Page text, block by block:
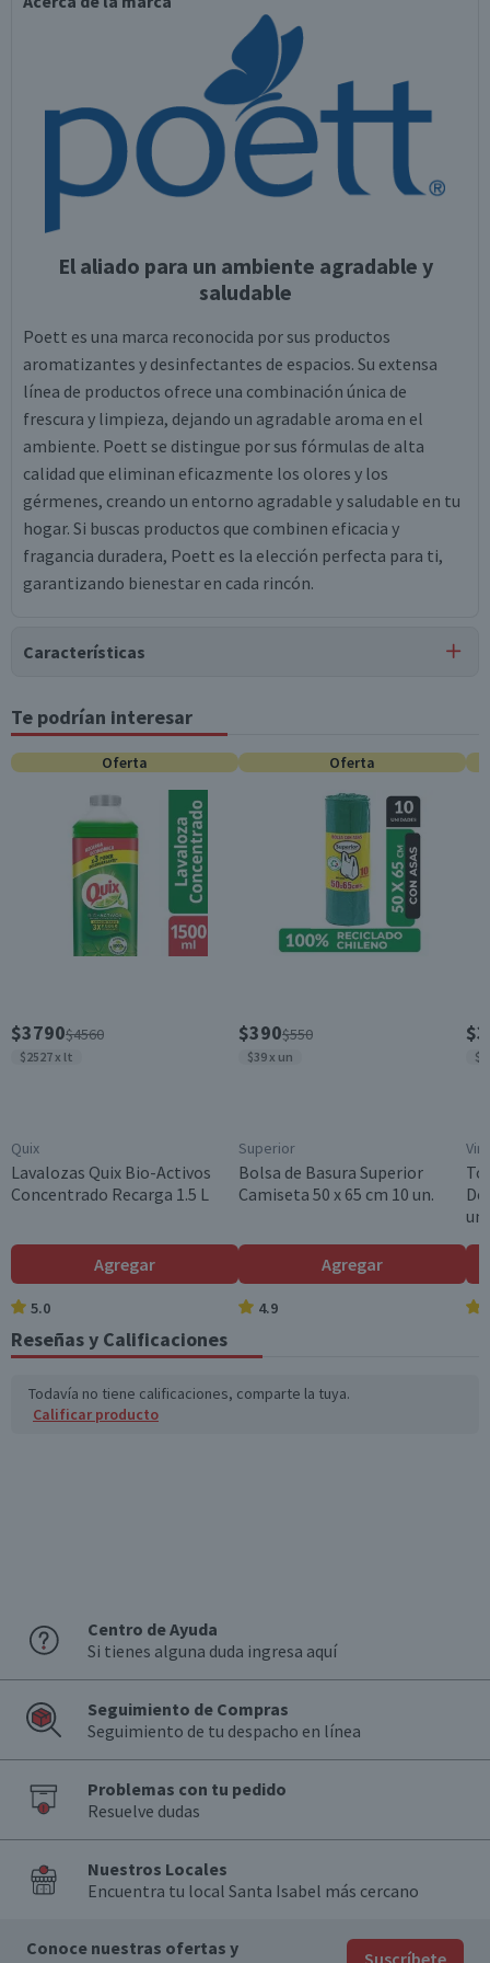
El aliado para un ambiente agradable y
saludable
Poett es una marca reconocida por sus productos
aromatizantes y desinfectantes de espacios. Su extensa
línea de productos ofrece una combinación única de
frescura y limpieza, dejando un agradable aroma en el
ambiente. Poett se distingue por sus fórmulas de alta
calidad que eliminan eficazmente los olores y los
gérmenes, creando un entorno agradable y saludable en tu
hogar. Si buscas productos que combinen eficacia y
fragancia duradera, Poett es la elección perfecta para ti,
garantizando bienestar en cada rincón.
Características
Tipo de Producto
Limpiadores de Piso
Contenido
Variedad
Aroma
Flores de Primavera es una fragancia agradable, floral y
Garantía Mínima Legal
Válida hasta su fecha de caducidad
Te podrían interesar
Oferta
$3790$4560
$2527 x lt
Quix
Lavalozas Quix Bio-Activos
Concentrado Recarga 1.5 L
Agregar
5.0
Oferta
$390$550
$39 x un
Superior
Bolsa de Basura Superior
Camiseta 50 x 65 cm 10 un.
Agregar
4.9
un.
Reseñas y Calificaciones
Todavía no tiene calificaciones, comparte la tuya.
Calificar producto
Centro de Ayuda
Si tienes alguna duda ingresa aquí
Seguimiento de Compras
Seguimiento de tu despacho en línea
Problemas con tu pedido
Resuelve dudas
Nuestros Locales
Encuentra tu local Santa Isabel más cercano
Conoce nuestras ofertas y
Suscríbete